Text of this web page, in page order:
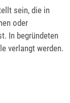
sein, die in
oder
In begründeten
verlangt werden.